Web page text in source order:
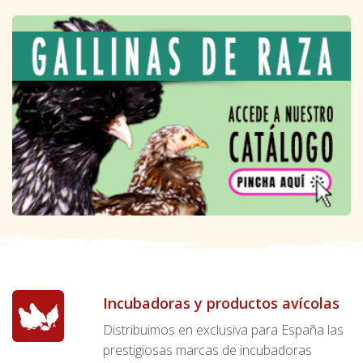
Incubadoras y productos avícolas
Distribuimos en exclusiva para España las
prestigiosas marcas de incubadoras